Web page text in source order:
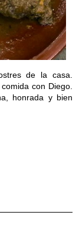
de la casa.
con Diego.
honrada y bien